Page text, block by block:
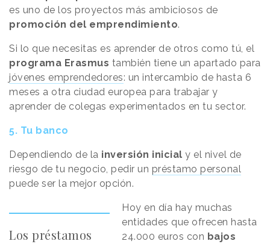
es uno de los proyectos más ambiciosos de
promoción del emprendimiento.
Si lo que necesitas es aprender de otros como tú, el
programa Erasmus también tiene un apartado para
jóvenes emprendedores: un intercambio de hasta 6
meses a otra ciudad europea para trabajar y
aprender de colegas experimentados en tu sector.
5. Tu banco
Dependiendo de la inversión inicial y el nivel de
riesgo de tu negocio, pedir un préstamo personal
puede ser la mejor opción.
Los préstamos
Hoy en día hay muchas
entidades que ofrecen hasta
24.000 euros con bajos